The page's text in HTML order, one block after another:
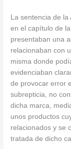
La sentencia de
en el capítulo de
presentaban una
relacionaban con
misma donde
evidenciaban
de provocar error
subrepticia, no
dicha marca,
unos productos
relacionados y se
tratada de dicho